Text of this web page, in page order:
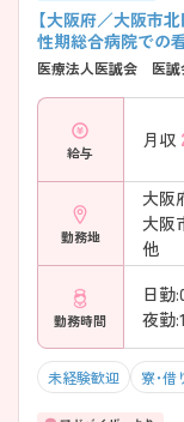
【大阪府／大阪市
性期総合病院での
医療法人医誠会 医誠
給与
月収
勤務地
大阪
大阪
他
勤務時間
日勤
夜勤
未経験歓迎 寮・